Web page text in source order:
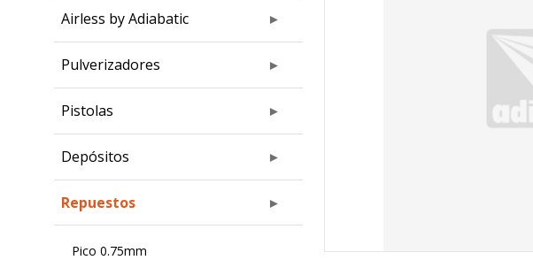
Airless by Adiabatic
Pulverizadores
Pistolas
Depósitos
Repuestos
Pico 0.75mm